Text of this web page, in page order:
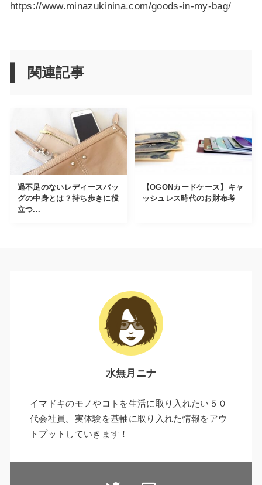
https://www.minazukinina.com/goods-in-my-bag/
関連記事
過不足のないレディースバッ
グの中身とは？持ち歩きに役
立つ...
【OGONカードケース】キャ
ッシュレス時代のお財布考
水無月ニナ
イマドキのモノやコトを生活に取り入れたい５０
代会社員。実体験を基軸に取り入れた情報をアウ
トプットしていきます！